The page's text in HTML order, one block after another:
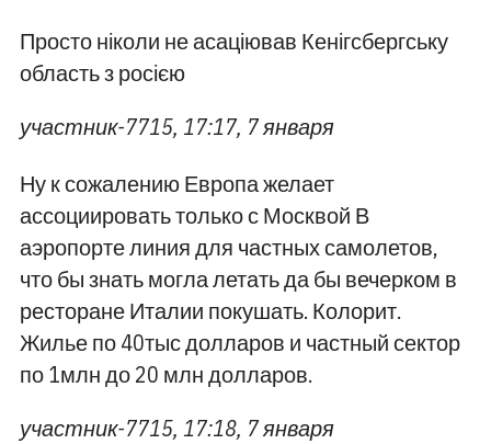
Просто ніколи не асаціював Кенігсбергську
область з росією
участник-7715, 17:17, 7 января
Ну к сожалению Европа желает
ассоциировать только с Москвой В
аэропорте линия для частных самолетов,
что бы знать могла летать да бы вечерком в
ресторане Италии покушать. Колорит.
Жилье по 40тыс долларов и частный сектор
по 1млн до 20 млн долларов.
участник-7715, 17:18, 7 января